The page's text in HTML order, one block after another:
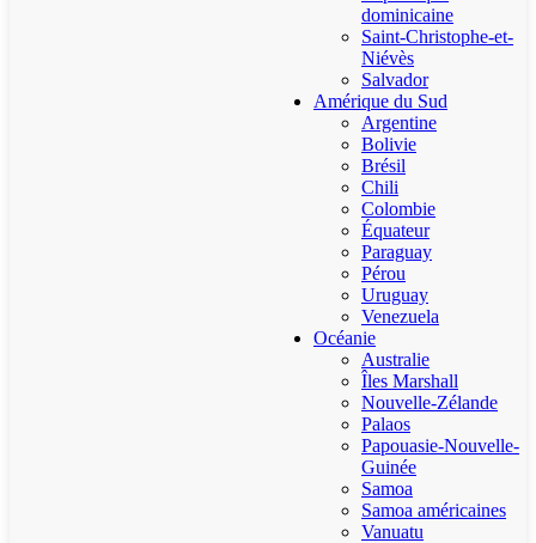
dominicaine
Saint-Christophe-et-
Niévès
Salvador
Amérique du Sud
Argentine
Bolivie
Brésil
Chili
Colombie
Équateur
Paraguay
Pérou
Uruguay
Venezuela
Océanie
Australie
Îles Marshall
Nouvelle-Zélande
Palaos
Papouasie-Nouvelle-
Guinée
Samoa
Samoa américaines
Vanuatu